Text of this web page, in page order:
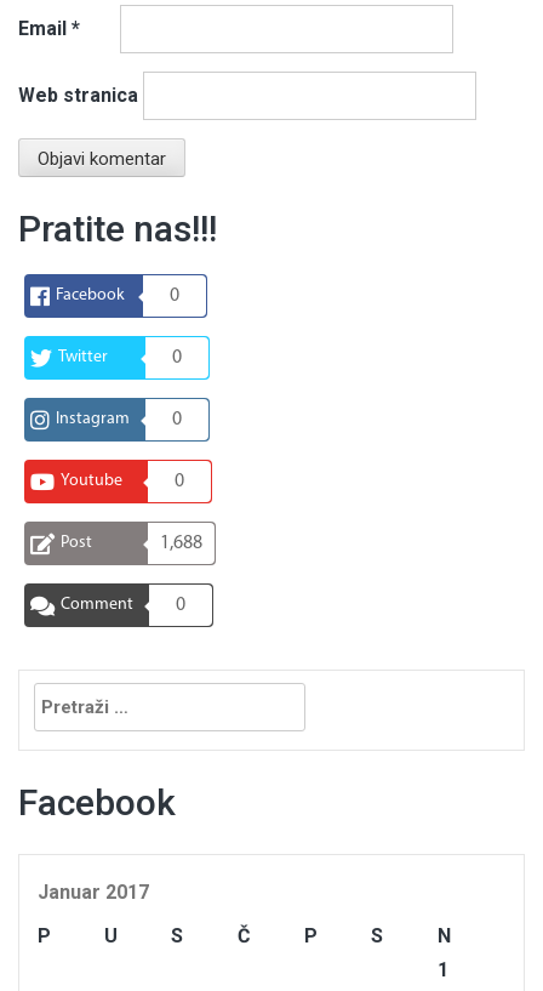
Email *
Web stranica
Pratite nas!!!
Facebook 0
Twitter 0
Instagram 0
Youtube 0
Post 1,688
Comment 0
Pretraga:
Facebook
Januar 2017
P
U S Č P S
N
1